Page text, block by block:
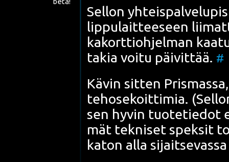
Sel­lon
lip­pu­lait­tee­seen
ka­kort­tioh­jel­man
takia voi­tu päi­vit­tää. #
Kävin sit­ten Pris­mas­sa
teho­se­koit­ti­mia. (
sen hyvin tuo­te­tie­dot
mät tek­ni­set spek­sit
katon alla